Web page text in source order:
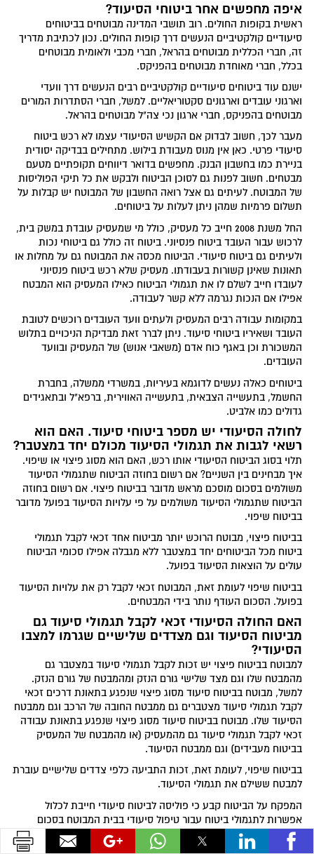
איפה מחפשים אחר ביטוחי הסיעוד?
ראשית בקופות החולים. רוב תושבי המדינה מבוטחים בביטוחים
סיעודיים קולקטיביים הנעשים דרך קופות החולים. נכון לכתיבת מדריך
זה, חברי הכללית מבוטחים בהראל, חברי מכבי ולאומית מבוטחים
בכלל, חברי מאוחדת מבוטחים בהפניקס.
ישנם עוד ביטוחים סיעודיים קולקטיביים רבים הנעשים דרך וועדי
וארגוני עובדים וארגונים סקטוריאליים. למשל, חברי הסתדרות המורים
מבוטחים בהפניקס, חברי ארגון נכי צה"ל מבוטחים בהראל.
מעבר לכך, חשוב לבדוק אם הקשיש הסיעודי עצמו לא רכש ביטוח
סיעודי פרטי. כאן אין מנוס מעבודת בילוש. מתחילים בבדיקה יסודית
בניירת כמו בחשבון הבנק. מחפשים בדואר דיווחים תקופתיים מטעם
מבטחים. חשוב לפנות גם לסוכן הביטוח ולבקש את כל תיקי הפוליסות
של המבוטח. לעיתים גם אצל רואה החשבון של המבוטח יש קבלות על
תשלום פרמיות שמהן ניתן לעלות על ביטוחים.
החל משנת 2008 חייב כל מעסיק, כולל מי שמעסיק עובדת במשק בית,
לרכוש עבור העובד ביטוח פנסיוני. ביטוח זה כולל גם ביטוחי נכות
ולעיתים גם ביטוח סיעודי. הביטוח מכסה את המבוטח גם על מחלות או
תאונות שאינן קשורות בעבודתו. מעסיק שלא רכש ביטוח פנסיוני
לעובדו חייב לשלם לו את תגמולי הביטוח כאילו המעסיק הוא המבטח
אפילו אם הנכות נגרמה ללא קשר לעבודה.
במקומות עבודה רבים המעסיק ולעתים וועד העובדים רוכשים לטובת
העובד ושאיריו ביטוחי סיעוד. ניתן לברר זאת מבדיקת הניכויים בתלוש
המשכורת וכן באגף כוח אדם (משאבי אנוש) של המעסיק ובוועד
העובדים.
ביטוחים כאלה נעשים לדוגמא בעיריות, במשרדי ממשלה, בחברת
החשמל, בתעשייה הצבאית, בתעשייה האווירית, ברפא"ל ובתאגידים
גדולים כמו אלביט.
לחולה הסיעודי יש מספר ביטוחי סיעוד. האם הוא
רשאי לגבות את תגמולי הסיעוד מכולם יחד במצטבר?
תלוי בסוג הביטוח הסיעודי אותו רכש, האם הוא מסוג פיצוי או שיפוי.
איך מבחינים בין השניים? אם רשום בחוזה הביטוח שתגמולי הסיעוד
משולמים בסכום מוסכם מראש מדובר בביטוח פיצוי. אם רשום בחוזה
הביטוח שתגמולי הסיעוד משולמים על פי עלויות הסיעוד בפועל מדובר
בביטוח שיפוי.
בביטוח פיצוי, מבוטח הרוכש יותר מביטוח אחד זכאי לקבל תגמולי
ביטוח מכל הביטוחים יחד במצטבר ללא מגבלה אפילו סכומי הביטוח
עולים על הוצאות הסיעוד בפועל.
בביטוח שיפוי לעומת זאת, המבוטח זכאי לקבל רק את עלויות הסיעוד
בפועל. הסכום העודף נותר בידי המבטחים.
האם החולה הסיעודי זכאי לקבל תגמולי סיעוד גם
מביטוח הסיעוד וגם מצדדים שלישיים שגרמו למצבו
הסיעודי?
למבוטח בביטוח פיצוי יש זכות לקבל תגמולי סיעוד במצטבר גם
מהמבטח שלו וגם מצד שלישי גורם הנזק ומהמבטח של גורם הנזק.
למשל, מבוטח בביטוח סיעוד מסוג פיצוי שנפגע בתאונת דרכים זכאי
לקבל תגמולי סיעוד מצטברים גם ממבטח החובה של הרכב וגם ממבטח
הסיעוד שלו. מבוטח בביטוח סיעוד מסוג פיצוי שנפגע בתאונת עבודה
זכאי לקבל תגמולי סיעוד גם מהמעסיק (או מהמבטח של המעסיק
בביטוח מעבידים) וגם ממבטח הסיעוד.
בביטוח שיפוי, לעומת זאת, זכות התביעה כלפי צדדים שלישיים עוברת
למבטח ששילם את תגמולי הסיעוד.
המפקח על הביטוח קבע כי פוליסה לביטוח סיעודי חייבת לכלול
אפשרות לתגמולי ביטוח עבור טיפול סיעודי בבית המבוטח בסכום
מוסכם (פיצוי בלבד) או בדרך של מתן שירות בפועל על ידי המבטח.
אולם למבוטח תהיה הזכות לבחור בין סוג תגמולי הביטוח, בכל עת,